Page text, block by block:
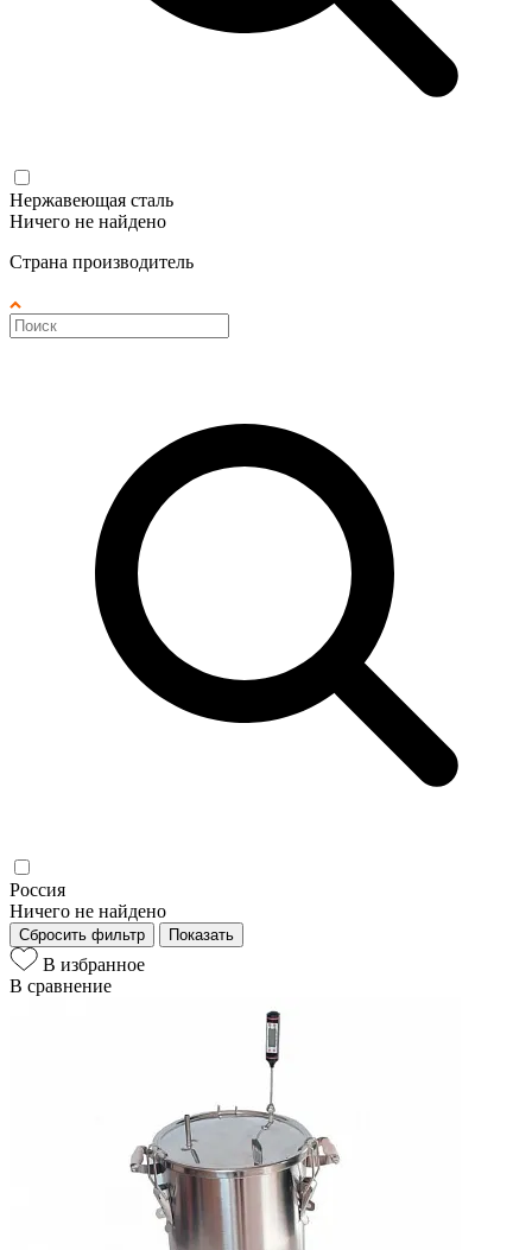
Нержавеющая сталь
Ничего не найдено
Страна производитель
Россия
Ничего не найдено
Сбросить фильтр Показать
В избранное
В сравнение